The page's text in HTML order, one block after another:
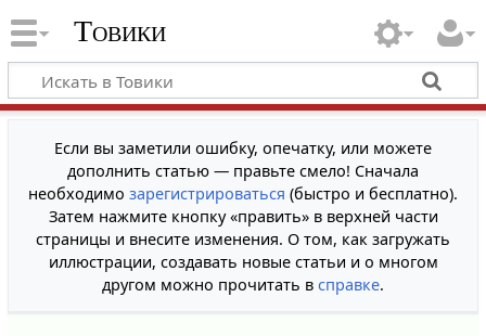
Товики
Если вы заметили ошибку, опечатку, или можете
дополнить статью — правьте смело! Сначала
необходимо зарегистрироваться (быстро и бесплатно).
Затем нажмите кнопку «править» в верхней части
страницы и внесите изменения. О том, как загружать
иллюстрации, создавать новые статьи и о многом
другом можно прочитать в справке.